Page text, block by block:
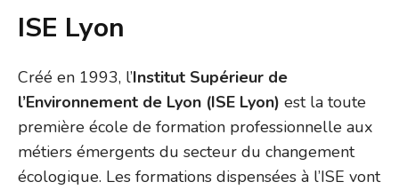
ISE Lyon
Créé en 1993, l’Institut Supérieur de
l’Environnement de Lyon (ISE Lyon) est la toute
première école de formation professionnelle aux
métiers émergents du secteur du changement
écologique. Les formations dispensées à l’ISE vont